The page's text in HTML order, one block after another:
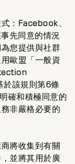
：Facebook、
先同意的情況
您提供與社群
歐盟「一般資
該規則第6條
確和積極同意的
非嚴格必要的
將收集到有關
並將其用於廣